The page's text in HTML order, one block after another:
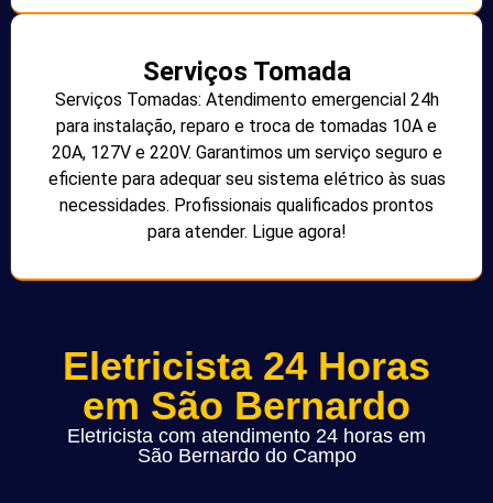
Serviços Tomada
Serviços Tomadas: Atendimento emergencial 24h
para instalação, reparo e troca de tomadas 10A e
20A, 127V e 220V. Garantimos um serviço seguro e
eficiente para adequar seu sistema elétrico às suas
necessidades. Profissionais qualificados prontos
para atender. Ligue agora!
Eletricista 24 Horas
em São Bernardo
Eletricista com atendimento 24 horas em
São Bernardo do Campo